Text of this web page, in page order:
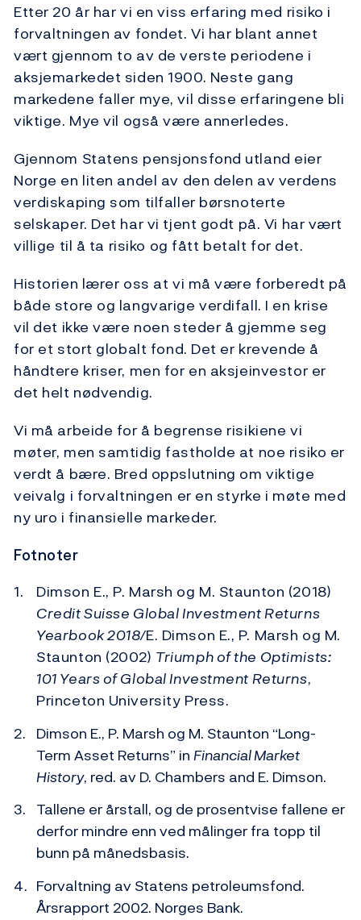
Etter 20 år har vi en viss erfaring med risiko i
forvaltningen av fondet. Vi har blant annet
vært gjennom to av de verste periodene i
aksjemarkedet siden 1900. Neste gang
markedene faller mye, vil disse erfaringene bli
viktige. Mye vil også være annerledes.
Gjennom Statens pensjonsfond utland eier
Norge en liten andel av den delen av verdens
verdiskaping som tilfaller børsnoterte
selskaper. Det har vi tjent godt på. Vi har vært
villige til å ta risiko og fått betalt for det.
Historien lærer oss at vi må være forberedt på
både store og langvarige verdifall. I en krise
vil det ikke være noen steder å gjemme seg
for et stort globalt fond. Det er krevende å
håndtere kriser, men for en aksjeinvestor er
det helt nødvendig.
Vi må arbeide for å begrense risikiene vi
møter, men samtidig fastholde at noe risiko er
verdt å bære. Bred oppslutning om viktige
veivalg i forvaltningen er en styrke i møte med
ny uro i finansielle markeder.
Fotnoter
Dimson E., P. Marsh og M. Staunton (2018)
Credit Suisse Global Investment Returns
Yearbook 2018/E. Dimson E., P. Marsh og M.
Staunton (2002) Triumph of the Optimists:
101 Years of Global Investment Returns,
Princeton University Press.
Dimson E., P. Marsh og M. Staunton “Long-
Term Asset Returns” inFinancial Market
History, red. av D. Chambers and E. Dimson.
Tallene er årstall, og de prosentvise fallene er
derfor mindre enn ved målinger fra topp til
bunn på månedsbasis.
Forvaltning av Statens petroleumsfond.
Årsrapport 2002. Norges Bank.